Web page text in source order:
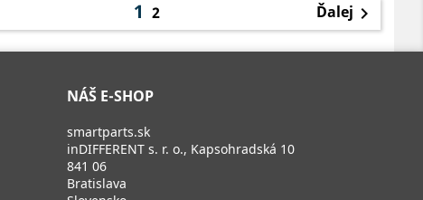
1 2 Ďalej 
NÁŠ E-SHOP
smartparts.sk
inDIFFERENT s. r. o., Kapsohradská 10
841 06
Bratislava